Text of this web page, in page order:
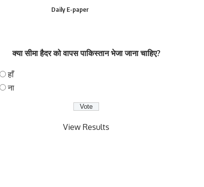
Daily E-paper
क्या सीमा हैदर को वापस पाकिस्तान भेजा जाना चाहिए?
हाँ
ना
View Results